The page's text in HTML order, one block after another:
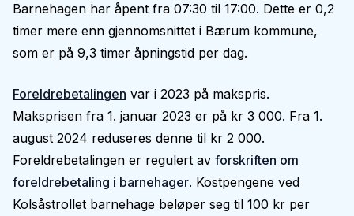
Barnehagen har åpent fra 07:30 til 17:00. Dette er 0,2
timer mere enn gjennomsnittet i Bærum kommune,
som er på 9,3 timer åpningstid per dag.
Foreldrebetalingen var i 2023 på makspris.
Maksprisen fra 1. januar 2023 er på kr 3 000. Fra 1.
august 2024 reduseres denne til kr 2 000.
Foreldrebetalingen er regulert av forskriften om
foreldrebetaling i barnehager. Kostpengene ved
Kolsåstrollet barnehage beløper seg til 100 kr per